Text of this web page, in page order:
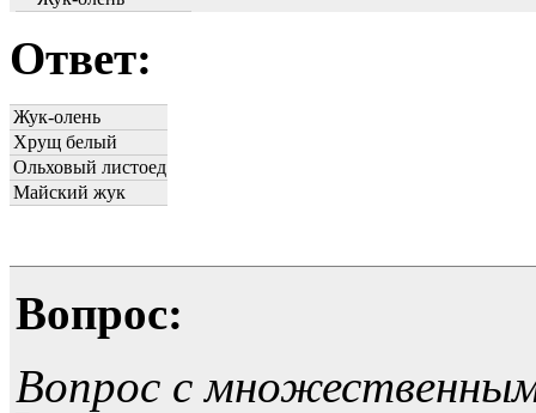
Ответ:
Жук-олень
Хрущ белый
Ольховый листоед
Майский жук
Вопрос:
Вопрос с